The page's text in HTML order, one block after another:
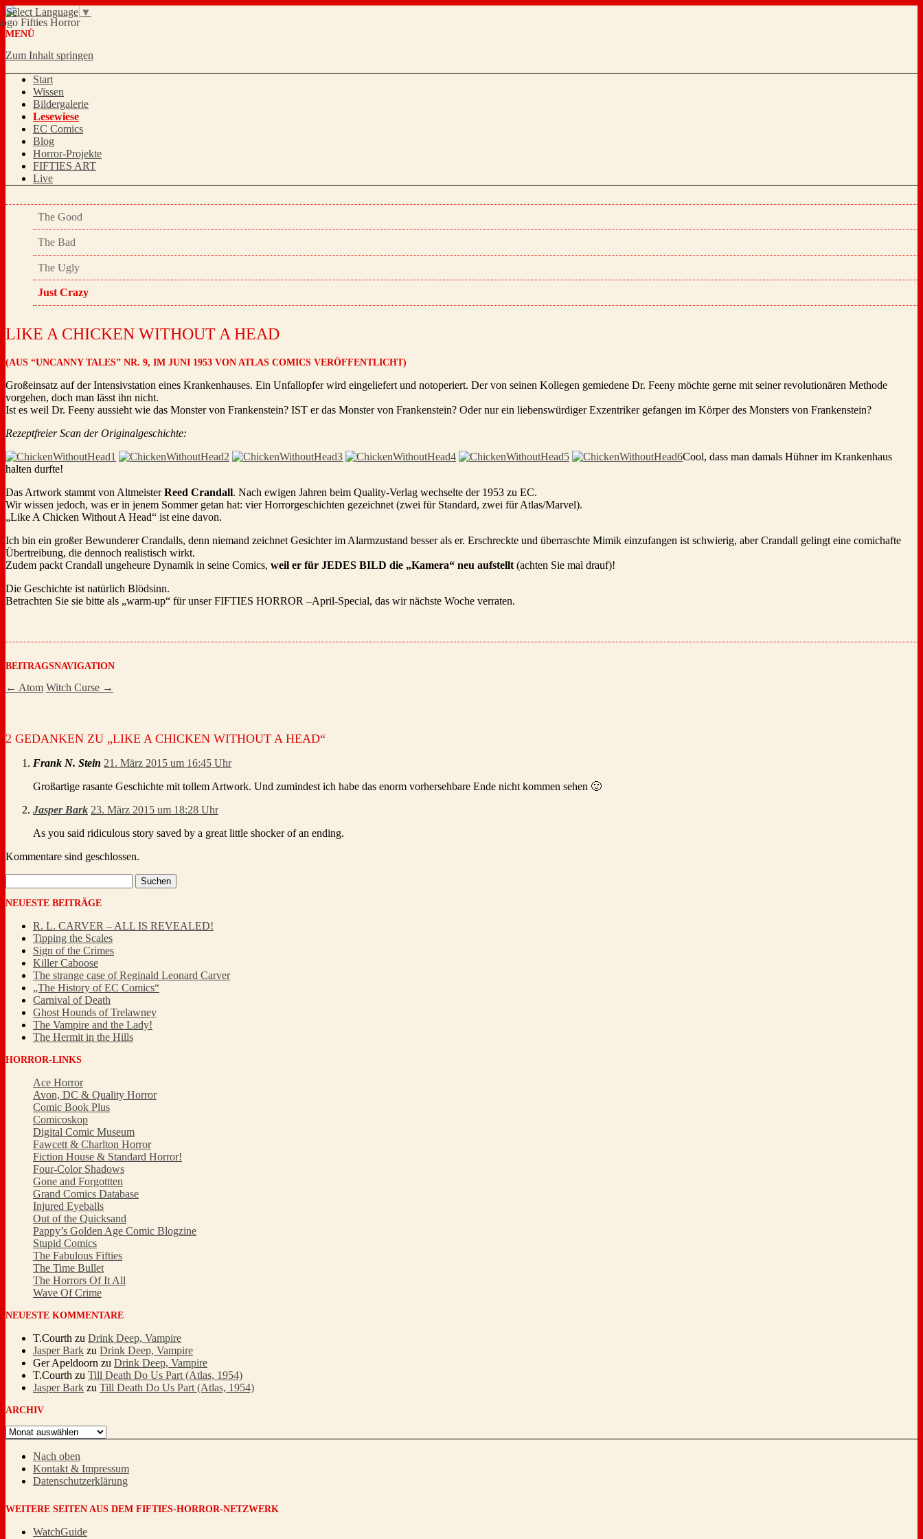
MENÜ
Zum Inhalt springen
Start
Wissen
Bildergalerie
Lesewiese
EC Comics
Blog
Horror-Projekte
FIFTIES ART
Live
Select Language ▼
The Good
The Bad
The Ugly
Just Crazy
LIKE A CHICKEN WITHOUT A HEAD
(AUS “UNCANNY TALES” NR. 9, IM JUNI 1953 VON ATLAS COMICS VERÖFFENTLICHT)
Großeinsatz auf der Intensivstation eines Krankenhauses. Ein Unfallopfer wird eingeliefert und notoperiert. Der von seinen Kollegen gemiedene Dr. Feeny möchte gerne mit seiner revolutionären Methode
vorgehen, doch man lässt ihn nicht.
Ist es weil Dr. Feeny aussieht wie das Monster von Frankenstein? IST er das Monster von Frankenstein? Oder nur ein liebenswürdiger Exzentriker gefangen im Körper des Monsters von Frankenstein?
Rezeptfreier Scan der Originalgeschichte:
Cool, dass man damals Hühner im Krankenhaus
halten durfte!
Das Artwork stammt von AltmeisterReed Crandall. Nach ewigen Jahren beim Quality-Verlag wechselte der 1953 zu EC.
Wir wissen jedoch, was er in jenem Sommer getan hat: vier Horrorgeschichten gezeichnet (zwei für Standard, zwei für Atlas/Marvel).
„Like A Chicken Without A Head“ ist eine davon.
Ich bin ein großer Bewunderer Crandalls, denn niemand zeichnet Gesichter im Alarmzustand besser als er. Erschreckte und überraschte Mimik einzufangen ist schwierig, aber Crandall gelingt eine comichafte
Übertreibung, die dennoch realistisch wirkt.
Zudem packt Crandall ungeheure Dynamik in seine Comics, weil er für JEDES BILD die „Kamera“ neu aufstellt (achten Sie mal drauf)!
Die Geschichte ist natürlich Blödsinn.
Betrachten Sie sie bitte als „warm-up“ für unser FIFTIES HORROR –April-Special, das wir nächste Woche verraten.
BEITRAGSNAVIGATION
← Atom Witch Curse →
2 GEDANKEN ZU „LIKE A CHICKEN WITHOUT A HEAD“
Frank N. Stein 21. März 2015 um 16:45 Uhr
Großartige rasante Geschichte mit tollem Artwork. Und zumindest ich habe das enorm vorhersehbare Ende nicht kommen sehen 🙂
Jasper Bark 23. März 2015 um 18:28 Uhr
As you said ridiculous story saved by a great little shocker of an ending.
Kommentare sind geschlossen.
nach:
NEUESTE BEITRÄGE
R. L. CARVER – ALL IS REVEALED!
Tipping the Scales
Sign of the Crimes
Killer Caboose
The strange case of Reginald Leonard Carver
„The History of EC Comics“
Carnival of Death
Ghost Hounds of Trelawney
The Vampire and the Lady!
The Hermit in the Hills
HORROR-LINKS
Ace Horror
Avon, DC & Quality Horror
Comic Book Plus
Comicoskop
Digital Comic Museum
Fawcett & Charlton Horror
Fiction House & Standard Horror!
Four-Color Shadows
Gone and Forgottten
Grand Comics Database
Injured Eyeballs
Out of the Quicksand
Pappy’s Golden Age Comic Blogzine
Stupid Comics
The Fabulous Fifties
The Time Bullet
The Horrors Of It All
Wave Of Crime
NEUESTE KOMMENTARE
T.Courth zu Drink Deep, Vampire
Jasper Bark zu Drink Deep, Vampire
Ger Apeldoorn zu Drink Deep, Vampire
T.Courth zu Till Death Do Us Part (Atlas, 1954)
Jasper Bark zu Till Death Do Us Part (Atlas, 1954)
ARCHIV
Archiv
Nach oben
Kontakt & Impressum
Datenschutzerklärung
WEITERE SEITEN AUS DEM FIFTIES-HORROR-NETZWERK
WatchGuide